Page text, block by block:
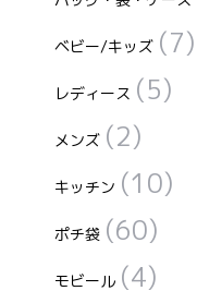
ベビー/キッズ (7)
レディース (5)
メンズ (2)
キッチン (10)
ポチ袋 (60)
モビール (4)